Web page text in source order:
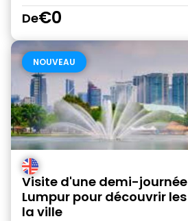
De€0
NOUVEAU
Visite d'une demi-
Lumpur pour découvrir
la ville